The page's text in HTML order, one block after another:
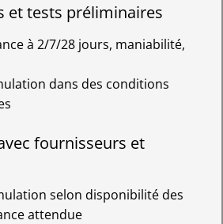
et tests préliminaires
à 2/7/28 jours, maniabilité,
dans des conditions
fournisseurs et
selon disponibilité des
attendue